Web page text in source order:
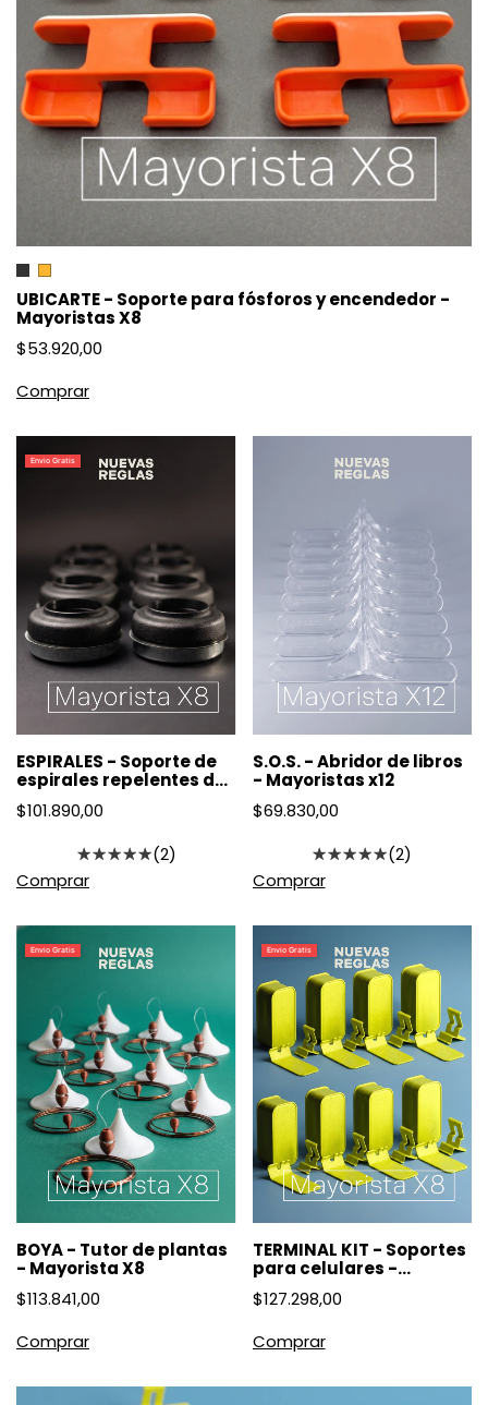
UBICARTE - Soporte para fósforos y encendedor -
Mayoristas X8
$53.920,00
Comprar
Envio Gratis
ESPIRALES - Soporte de
espirales repelentes de
mosquitos - Mayoristas
X8
$101.890,00
(2)
S.O.S. - Abridor de libros
- Mayoristas x12
$69.830,00
(2)
Envio Gratis
BOYA - Tutor de plantas
- Mayorista X8
$113.841,00
Envio Gratis
TERMINAL KIT - Soportes
para celulares -
Mayoristas X8
$127.298,00
Comprar